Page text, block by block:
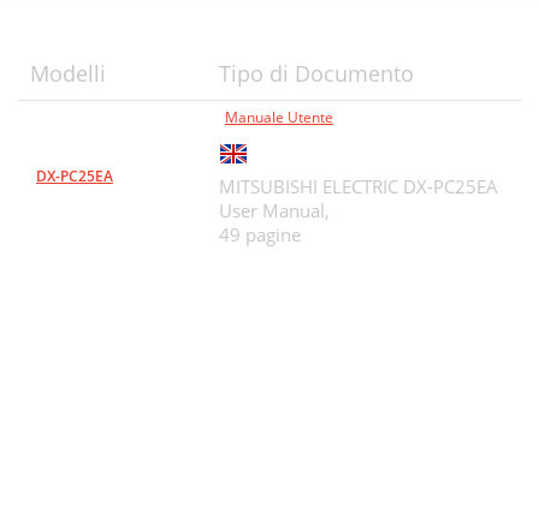
Modelli Tipo di Documento
DX-PC25EA
Manuale Utente
MITSUBISHI ELECTRIC DX-PC25EA
User Manual,
49 pagine